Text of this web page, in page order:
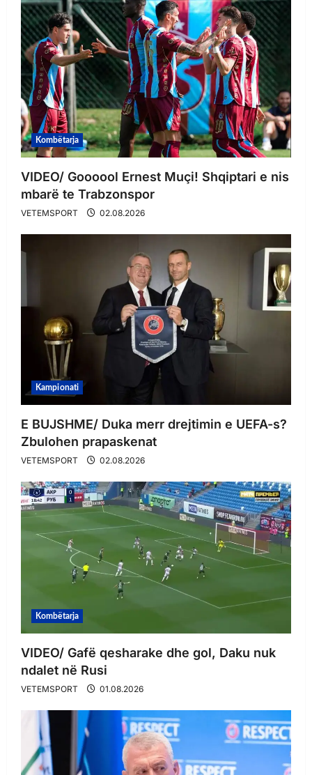
Kombëtarja
VIDEO/ Goooool Ernest Muçi! Shqiptari e nis
mbarë te Trabzonspor
VETEMSPORT 02.08.2026
Kampionati
E BUJSHME/ Duka merr drejtimin e UEFA-s?
Zbulohen prapaskenat
VETEMSPORT 02.08.2026
Kombëtarja
VIDEO/ Gafë qesharake dhe gol, Daku nuk
ndalet në Rusi
VETEMSPORT 01.08.2026